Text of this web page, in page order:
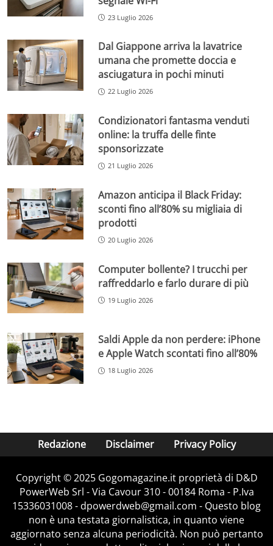
23 Luglio 2026
Dal Giappone arriva la lavatrice
umana che promette doccia e
asciugatura in pochi minuti
22 Luglio 2026
Condizionatori fantasma venduti
online: la truffa delle finte
sponsorizzate
21 Luglio 2026
Amazon anticipa il Black Friday:
sconti fino all’80% su migliaia di
prodotti
20 Luglio 2026
Computer bollente? I trucchi per
raffreddarlo e farlo durare di più
19 Luglio 2026
Saldi Apple da non perdere: iPhone
e Apple Watch scontati fino all’80%
18 Luglio 2026
Redazione Disclaimer Privacy Policy
Copyright © 2025 Gogomagazine.it proprietà di D&D
PowerWeb Srl - Via Cavour 310 - 00184 Roma - P.Iva
15336031008 - dpowerdweb@gmail.com - Questo blog
non è una testata giornalistica, in quanto viene
aggiornato senza alcuna periodicità. Non può pertanto